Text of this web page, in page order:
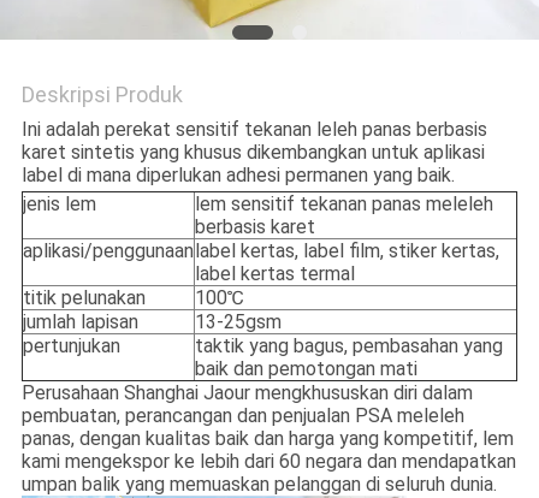
Deskripsi Produk
Ini adalah perekat sensitif tekanan leleh panas berbasis
karet sintetis yang khusus dikembangkan untuk aplikasi
label di mana diperlukan adhesi permanen yang baik.
jenis lem
lem sensitif tekanan panas meleleh
berbasis karet
aplikasi/penggunaan label kertas, label film, stiker kertas,
label kertas termal
titik pelunakan
100℃
jumlah lapisan
13-25gsm
pertunjukan
taktik yang bagus, pembasahan yang
baik dan pemotongan mati
Perusahaan Shanghai Jaour mengkhususkan diri dalam
pembuatan, perancangan dan penjualan PSA meleleh
panas, dengan kualitas baik dan harga yang kompetitif, lem
kami mengekspor ke lebih dari 60 negara dan mendapatkan
umpan balik yang memuaskan pelanggan di seluruh dunia.